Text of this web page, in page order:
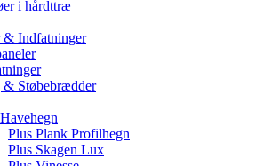
i hårdttræ
& Indfatninger
& Støbebrædder
Plus Plank Profilhegn
Plus Skagen Lux